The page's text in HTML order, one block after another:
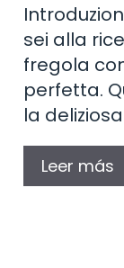
sei alla
fregola
perfetta.
la
Leer más